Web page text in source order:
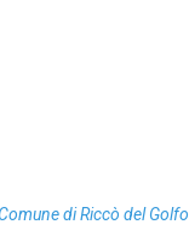
di Riccò del Golfo